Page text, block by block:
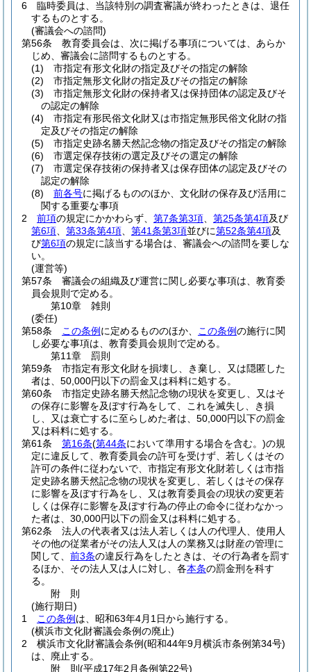
6
臨時委員は、当該特別の調査審議が終わったときは、退任
するものとする。
(審議会への諮問)
第56条
教育委員会は、次に掲げる事項については、あらか
じめ、審議会に諮問するものとする。
(1)
市指定有形文化財の指定及びその指定の解除
(2)
市指定無形文化財の指定及びその指定の解除
(3)
市指定無形文化財の保持者又は保持団体の認定及びそ
の認定の解除
(4)
市指定有形民俗文化財又は市指定無形民俗文化財の指
定及びその指定の解除
(5)
市指定史跡名勝天然記念物の指定及びその指定の解除
(6)
市選定保存技術の選定及びその選定の解除
(7)
市選定保存技術の保持者又は保存団体の認定及びその
認定の解除
(8)
前各号に掲げるもののほか、文化財の保存及び活用に
関する重要な事項
2
前項の規定にかかわらず、 第7条第3項 第25条第4項及び
第6項
第33条第4項 第41条第3項並びに第52条第4項及
び第6項の規定に該当する場合は、審議会への諮問を要しな
い。
(運営等)
第57条
審議会の組織及び運営に関し必要な事項は、教育委
員会規則で定める。
第10章
雑則
(委任)
第58条
この条例 に定めるもののほか、 この条例の施行に関
し必要な事項は、教育委員会規則で定める。
第11章
罰則
第59条
市指定有形文化財を損壊し、き棄し、又は隠匿した
者は、50,000円以下の罰金又は科料に処する。
第60条
市指定史跡名勝天然記念物の現状を変更し、又はそ
の保存に影響を及ぼす行為をして、これを滅失し、き損
し、又は衰亡するに至らしめた者は、50,000円以下の罰金
又は科料に処する。
第61条
第16条(第44条において準用する場合を含む。)の規
定に違反して、教育委員会の許可を受けず、若しくはその
許可の条件に従わないで、市指定有形文化財若しくは市指
定史跡名勝天然記念物の現状を変更し、若しくはその保存
に影響を及ぼす行為をし、又は教育委員会の現状の変更若
しくは保存に影響を及ぼす行為の停止の命令に従わなかっ
た者は、30,000円以下の罰金又は科料に処する。
第62条
法人の代表者又は法人若しくは人の代理人、使用人
その他の従業者がその法人又は人の業務又は財産の管理に
関して、 前3条の違反行為をしたときは、その行為者を罰す
るほか、その法人又は人に対し、各本条の罰金刑を科す
る。
附 則
(施行期日)
1
この条例 は、昭和63年4月1日から施行する。
(横浜市文化財審議会条例の廃止)
2
横浜市文化財審議会条例(昭和44年9月横浜市条例第34号)
は、廃止する。
附 則(平成17年2月条例第22号)